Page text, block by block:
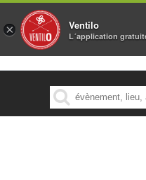
MENU
× Ventilo
L´application